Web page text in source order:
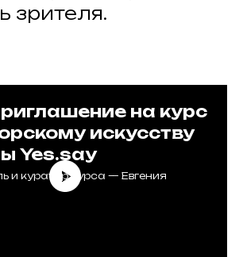
зрителя.
на курс
искусству
Yes.say
и куратор курса — Евгения